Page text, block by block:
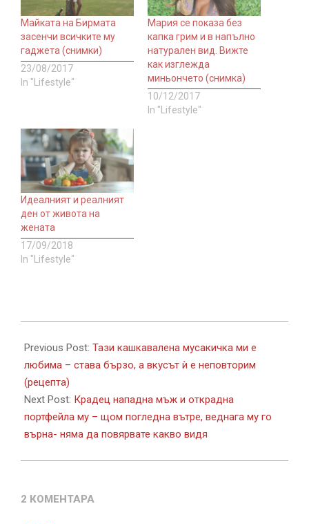
Майката на Бирмата
засенчи всичките му
гаджета (снимки)
23/08/2017
In "Lifestyle"
Мария се показа без
капка грим и в напълно
натурален вид. Вижте
как изглежда
миньончето (снимка)
10/12/2017
In "Lifestyle"
Идеалният и реалният
ден от живота на
жената
17/09/2018
In "Lifestyle"
12-
07
Previous Post: Тази кашкавалена мусакичка ми е
любима – става бързо, а вкусът ѝ е неповторим
(рецепта)
Next Post: Крадец нападна мъж и открадна
портфейла му – щом погледна вътре, веднага му го
върна- няма да повярвате какво видя
2 КОМЕНТАРА